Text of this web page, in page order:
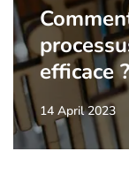
efficace ?
14 April 2023